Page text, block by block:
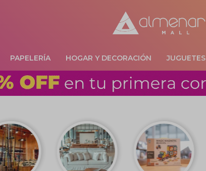
PAPELERÍA HOGAR Y DECORACIÓN JUGUETES